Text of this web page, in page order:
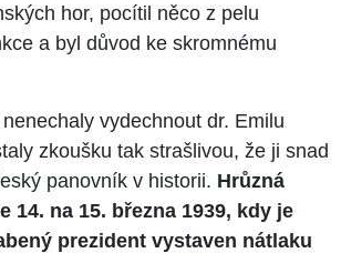
hor, pocítil něco z pelu
a byl důvod ke skromnému
vydechnout dr. Emilu
zkoušku tak strašlivou, že ji snad
panovník v historii. Hrůzná
14. na 15. března 1939, kdy je
prezident vystaven nátlaku